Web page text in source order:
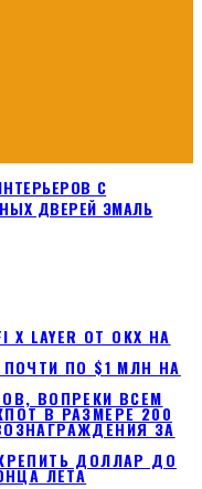
С
ДВЕРЕЙ ЭМАЛЬ
X LAYER ОТ OKX НА
ПО $1 МЛН НА
ВОПРЕКИ ВСЕМ
В РАЗМЕРЕ 200
ЗА
ДОЛЛАР ДО
ЛЕТА